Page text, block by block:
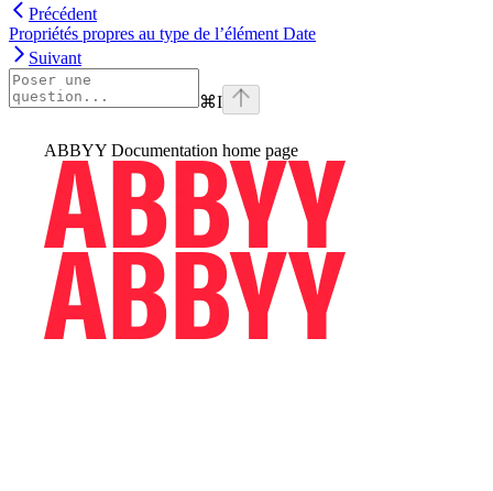
Précédent
Propriétés propres au type de l’élément Date
Suivant
⌘I
ABBYY Documentation home page